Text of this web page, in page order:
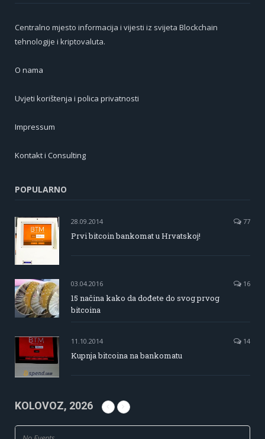
Centralno mjesto informacija i vijesti iz svijeta Blockchain
tehnologije i kriptovaluta.
O nama
Uvjeti korištenja i polica privatnosti
Impressum
Kontakt i Consulting
POPULARNO
28.09.2014 77
Prvi bitcoin bankomat u Hrvatskoj!
03.04.2016 16
15 načina kako da dođete do svog prvog
bitcoina
11.10.2014 14
Kupnja bitcoina na bankomatu
KOLOVOZ, 2026